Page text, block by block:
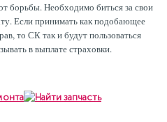
борьбы. Необходимо биться за свои
Если принимать как подобающее
то СК так и будут пользоваться
в выплате страховки.